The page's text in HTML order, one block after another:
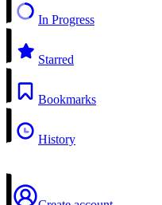
In Progress
Starred
Bookmarks
History